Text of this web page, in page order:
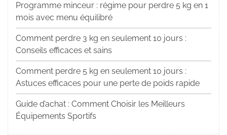
Programme minceur : régime pour perdre 5 kg en 1
mois avec menu équilibré
Comment perdre 3 kg en seulement 10 jours :
Conseils efficaces et sains
Comment perdre 5 kg en seulement 10 jours :
Astuces efficaces pour une perte de poids rapide
Guide d’achat : Comment Choisir les Meilleurs
Équipements Sportifs